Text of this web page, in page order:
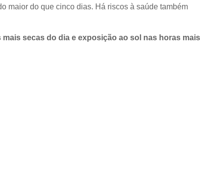
maior do que cinco dias. Há riscos à saúde também
secas do dia e exposição ao sol nas horas mais